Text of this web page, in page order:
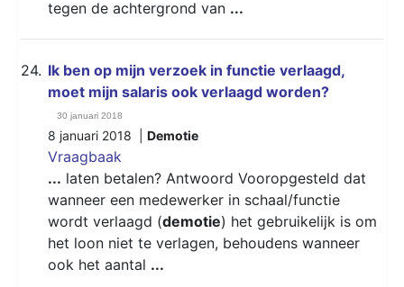
tegen de achtergrond van ...
24. Ik ben op mijn verzoek in functie verlaagd,
moet mijn salaris ook verlaagd worden?
30 januari 2018
8 januari 2018 | Demotie
Vraagbaak
... laten betalen? Antwoord Vooropgesteld dat
wanneer een medewerker in schaal/functie
wordt verlaagd (demotie) het gebruikelijk is om
het loon niet te verlagen, behoudens wanneer
ook het aantal ...